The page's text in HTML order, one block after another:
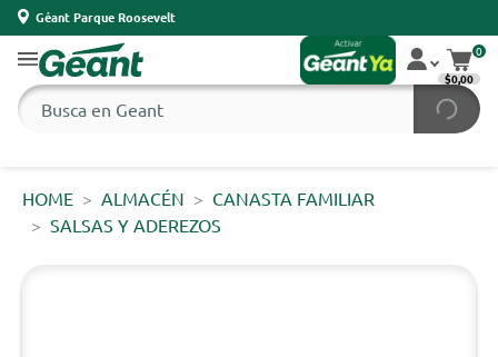
Géant Parque Roosevelt
0
$0,00
HOME ALMACÉN
CANASTA FAMILIAR
SALSAS Y ADEREZOS